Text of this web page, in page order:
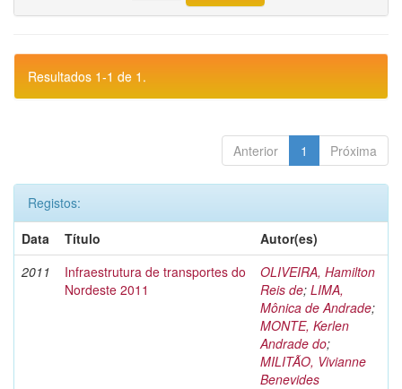
Resultados 1-1 de 1.
Anterior 1 Próxima
Registos:
Data
Título
Autor(es)
2011
Infraestrutura de transportes do
Nordeste 2011
OLIVEIRA, Hamilton
Reis de; LIMA,
Mônica de Andrade;
MONTE, Kerlen
Andrade do;
MILITÃO, Vivianne
Benevides